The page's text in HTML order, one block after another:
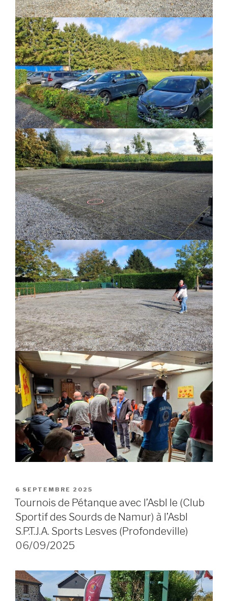
POSTED
ON
6 SEPTEMBRE 2025
Tournois de Pétanque avec l’Asbl le (Club
Sportif des Sourds de Namur) à l’Asbl
S.P.T.J.A. Sports Lesves (Profondeville)
06/09/2025